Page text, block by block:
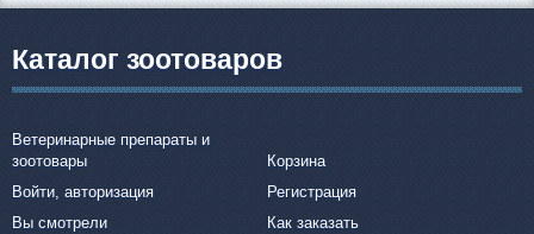
Каталог зоотоваров
Ветеринарные препараты и
зоотовары
Корзина
Войти, авторизация
Регистрация
Вы смотрели
Как заказать